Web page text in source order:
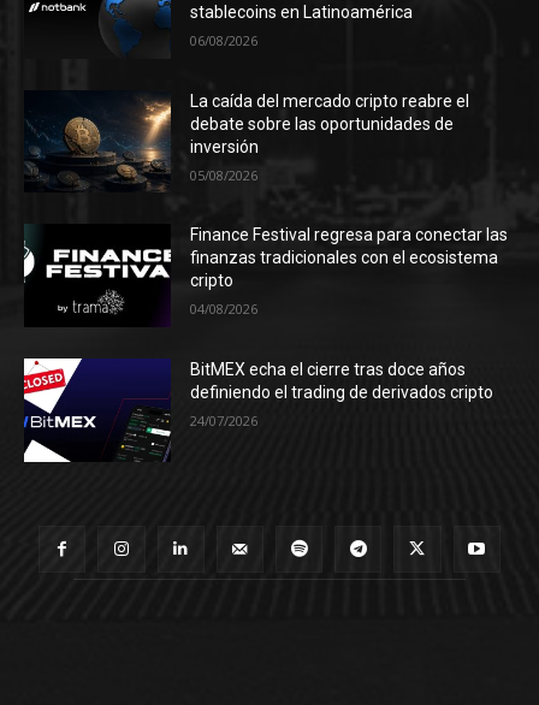
stablecoins en Latinoamérica
06/08/2026
La caída del mercado cripto reabre el
debate sobre las oportunidades de
inversión
05/08/2026
Finance Festival regresa para conectar las
finanzas tradicionales con el ecosistema
cripto
04/08/2026
BitMEX echa el cierre tras doce años
definiendo el trading de derivados cripto
24/07/2026